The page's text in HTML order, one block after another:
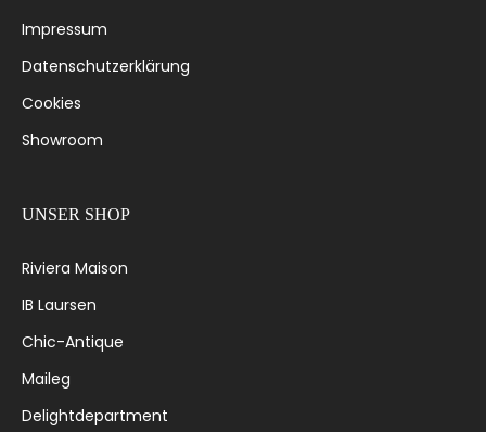
Impressum
Datenschutzerklärung
Cookies
Showroom
UNSER SHOP
Riviera Maison
IB Laursen
Chic-Antique
Maileg
Delightdepartment